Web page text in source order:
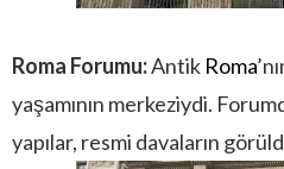
Roma Forumu:Antik Roma
yaşamının merkeziydi.
yapılar, resmi davaların